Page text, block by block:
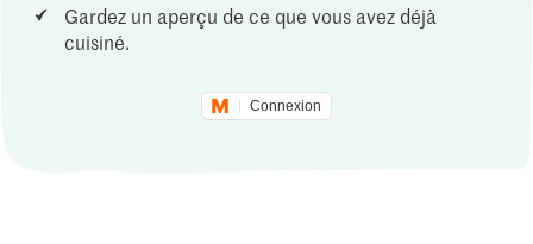
Gardez un aperçu de ce que vous avez déjà
cuisiné.
Connexion